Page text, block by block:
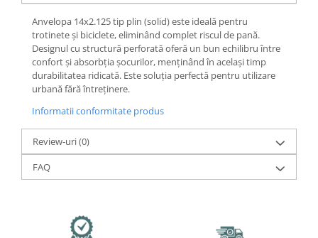
Lumini / iluminare
Motoare
Cabluri motoare
Senzori Hall
Baterii
Controlere & Conversoare DC/DC
Încărcătoare
Prize de încărcare
Cabluri pentru baterii
Localizatoare GPS
Anvelopa 14x2.125 tip plin (solid) este ideală pentru
trotinete și biciclete, eliminând complet riscul de pană.
Designul cu structură perforată oferă un bun echilibru între
confort și absorbția șocurilor, menținând în același timp
durabilitatea ridicată. Este soluția perfectă pentru utilizare
urbană fără întreținere.
Informatii conformitate produs
Review-uri(0)
FAQ